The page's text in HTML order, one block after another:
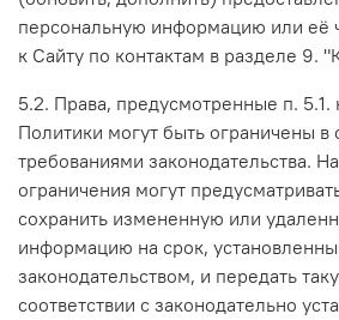
персональную информацию или её
к Сайту по контактам в разделе 9.
5.2. Права, предусмотренные п. 5.1.
Политики могут быть ограничены в
требованиями законодательства.
ограничения могут
сохранить измененную или
информацию на срок,
законодательством, и передать
соответствии с законодательно